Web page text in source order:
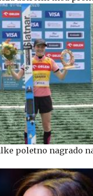
poletno nagrado